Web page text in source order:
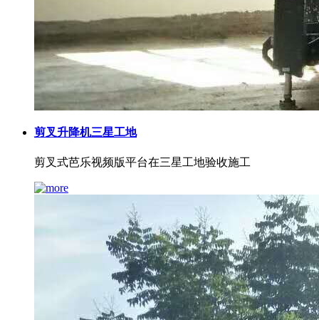
剪叉升降机三星工地
剪叉式芭乐视频版平台在三星工地验收施工